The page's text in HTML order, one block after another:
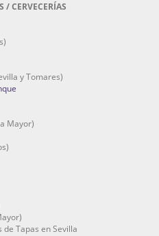
/ CERVECERÍAS
y Tomares)
Mayor)
de Tapas en Sevilla